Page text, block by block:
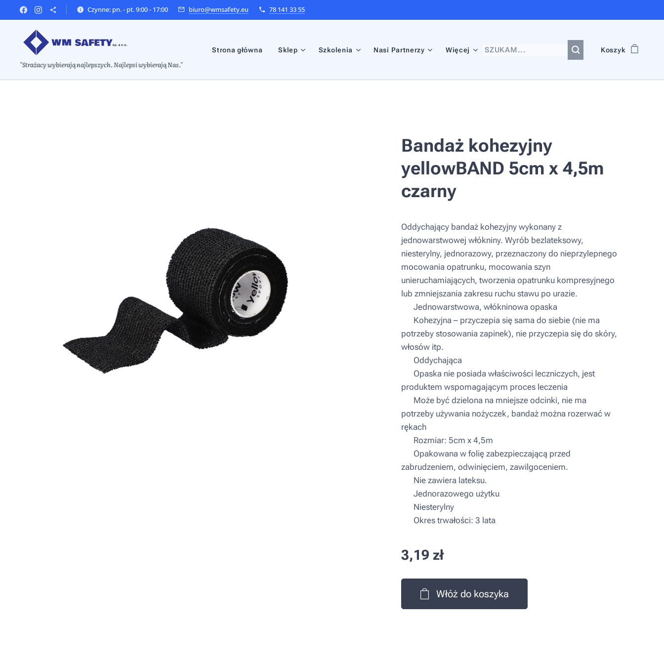
Czynne: pn. - pt. 9:00 - 17:00 biuro@wmsafety.eu 78 141 33 55
"Strażacy wybierają najlepszych. Najlepsi wybierają Nas."
Strona główna Sklep Szkolenia Nasi Partnerzy Więcej Koszyk
Bandaż kohezyjny
yellowBAND 5cm x 4,5m
czarny
Oddychający bandaż kohezyjny wykonany z
jednowarstwowej włókniny. Wyrób bezlateksowy,
niesterylny, jednorazowy, przeznaczony do nieprzylepnego
mocowania opatrunku, mocowania szyn
unieruchamiających, tworzenia opatrunku kompresyjnego
lub zmniejszania zakresu ruchu stawu po urazie.
▪ Jednowarstwowa, włókninowa opaska
▪ Kohezyjna – przyczepia się sama do siebie (nie ma
potrzeby stosowania zapinek), nie przyczepia się do skóry,
włosów itp.
▪ Oddychająca
▪ Opaska nie posiada właściwości leczniczych, jest
produktem wspomagającym proces leczenia
▪ Może być dzielona na mniejsze odcinki, nie ma
potrzeby używania nożyczek, bandaż można rozerwać w
rękach
▪ Rozmiar: 5cm x 4,5m
▪ Opakowana w folię zabezpieczającą przed
zabrudzeniem, odwinięciem, zawilgoceniem.
▪ Nie zawiera lateksu.
▪ Jednorazowego użytku
▪ Niesterylny
▪ Okres trwałości: 3 lata
3,19 zł
Włóż do koszyka